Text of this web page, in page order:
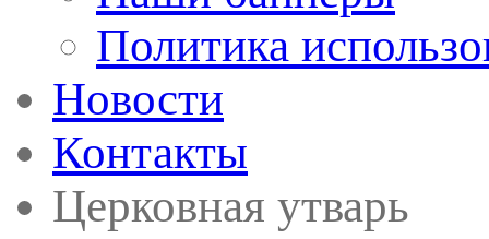
Политика
Новости
Контакты
Церковная утварь